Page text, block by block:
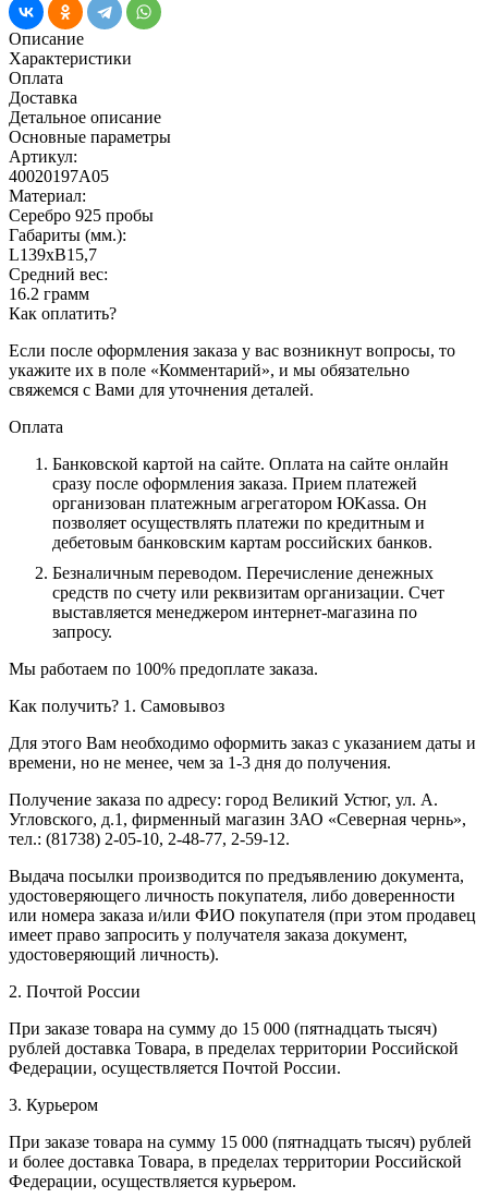
Описание
Характеристики
Оплата
Доставка
Детальное описание
Основные параметры
Артикул:
40020197А05
Материал:
Серебро 925 пробы
Габариты (мм.):
L139хB15,7
Средний вес:
16.2 грамм
Как оплатить?
Если после оформления заказа у вас возникнут вопросы, то
укажите их в поле «Комментарий», и мы обязательно
свяжемся с Вами для уточнения деталей.
Оплата
Банковской картой на сайте. Оплата на сайте онлайн
сразу после оформления заказа. Прием платежей
организован платежным агрегатором ЮKassa. Он
позволяет осуществлять платежи по кредитным и
дебетовым банковским картам российских банков.
Безналичным переводом. Перечисление денежных
средств по счету или реквизитам организации. Счет
выставляется менеджером интернет-магазина по
запросу.
Мы работаем по 100% предоплате заказа.
Как получить? 1. Самовывоз
Для этого Вам необходимо оформить заказ с указанием даты и
времени, но не менее, чем за 1-3 дня до получения.
Получение заказа по адресу: город Великий Устюг, ул. А.
Угловского, д.1, фирменный магазин ЗАО «Северная чернь»,
тел.: (81738) 2-05-10, 2-48-77, 2-59-12.
Выдача посылки производится по предъявлению документа,
удостоверяющего личность покупателя, либо доверенности
или номера заказа и/или ФИО покупателя (при этом продавец
имеет право запросить у получателя заказа документ,
удостоверяющий личность).
2. Почтой России
При заказе товара на сумму до 15 000 (пятнадцать тысяч)
рублей доставка Товара, в пределах территории Российской
Федерации, осуществляется Почтой России.
3. Курьером
При заказе товара на сумму 15 000 (пятнадцать тысяч) рублей
и более доставка Товара, в пределах территории Российской
Федерации, осуществляется курьером.